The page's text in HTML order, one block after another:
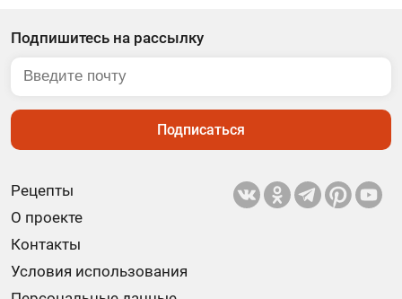
Рецепты
О проекте
Контакты
Условия использования
Подпишитесь на рассылку
Подписаться